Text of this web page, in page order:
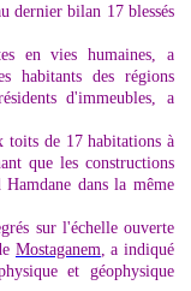
dernier bilan 17 blessés
en vies humaines, a
habitants des régions
d'immeubles, a
toits de 17 habitations à
que les constructions
dans la même
sur l'échelle ouverte
Mostaganem, a indiqué
et géophysique